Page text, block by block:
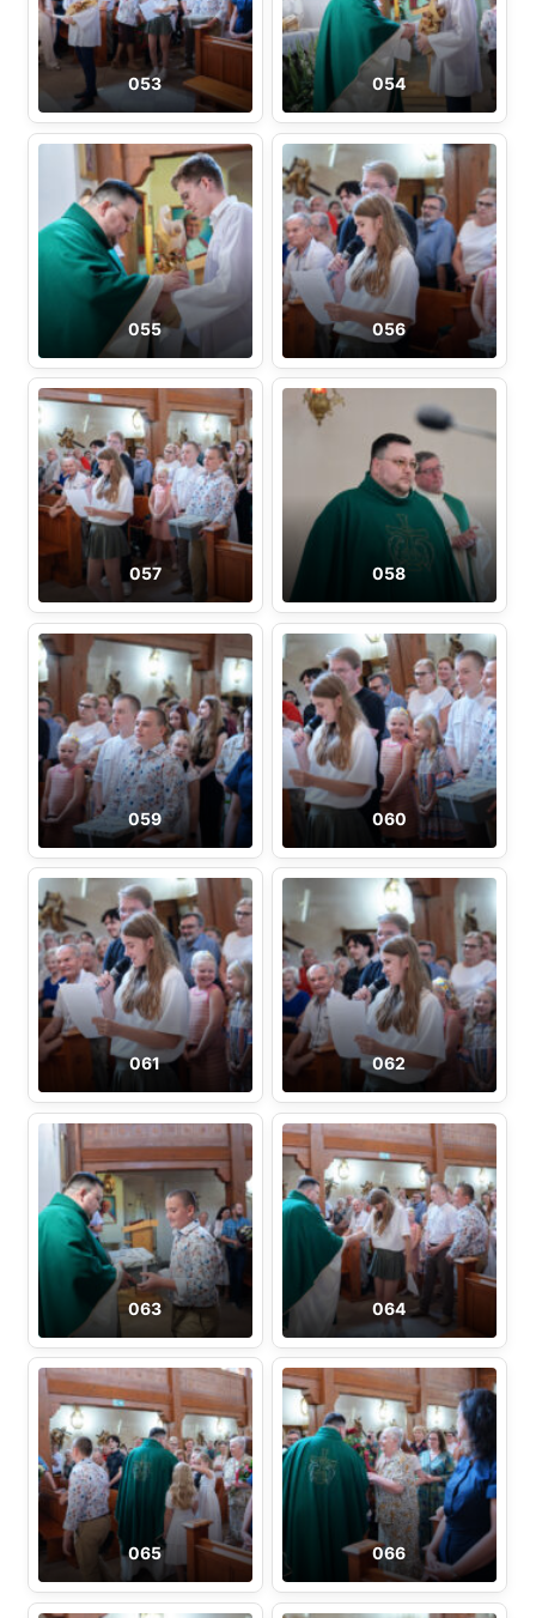
053 054
055 056
057 058
059 060
061 062
063 064
065 066